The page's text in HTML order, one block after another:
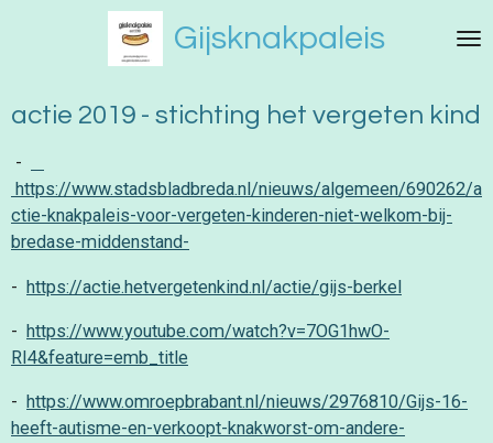
hoofdinhoud
Gijsknakpaleis
actie 2019 - stichting het vergeten kind
-
https://www.stadsbladbreda.nl/nieuws/algemeen/690262/a
ctie-knakpaleis-voor-vergeten-kinderen-niet-welkom-bij-
bredase-middenstand-
- https://actie.hetvergetenkind.nl/actie/gijs-berkel
- https://www.youtube.com/watch?v=7OG1hwO-
RI4&feature=emb_title
- https://www.omroepbrabant.nl/nieuws/2976810/Gijs-16-
heeft-autisme-en-verkoopt-knakworst-om-andere-